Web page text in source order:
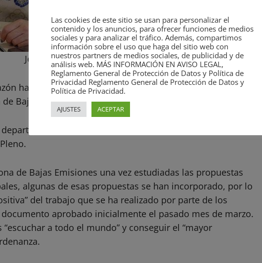
Jezabel Tazón
ha valorado como positivo el avance del segundo
Bajas Emisiones (ZBE).
municipales para, posteriormente, ser
de Bajas Emisiones una vez estudiadas las propuestas
algunas de esas propuestas se han incorporado, por lo
del trabajo que se ha realizado por parte de los
aprobado inicialmente el pasado mes de marzo.
a todo el mundo” y conseguir el “mayor
Las cookies de este sitio se usan para personalizar el
contenido y los anuncios, para ofrecer funciones de medios
sociales y para analizar el tráfico. Además, compartimos
información sobre el uso que haga del sitio web con
nuestros partners de medios sociales, de publicidad y de
análisis web. MÁS INFORMACIÓN EN AVISO LEGAL,
Reglamento General de Protección de Datos y Política de
Privacidad Reglamento General de Protección de Datos y
Política de Privacidad.
AJUSTES ACEPTAR